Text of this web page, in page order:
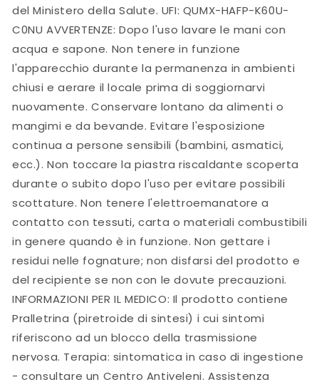
del Ministero della Salute. UFI: QUMX-HAFP-K60U-
C0NU AVVERTENZE: Dopo l'uso lavare le mani con
acqua e sapone. Non tenere in funzione
l'apparecchio durante la permanenza in ambienti
chiusi e aerare il locale prima di soggiornarvi
nuovamente. Conservare lontano da alimenti o
mangimi e da bevande. Evitare l'esposizione
continua a persone sensibili (bambini, asmatici,
ecc.). Non toccare la piastra riscaldante scoperta
durante o subito dopo l'uso per evitare possibili
scottature. Non tenere l'elettroemanatore a
contatto con tessuti, carta o materiali combustibili
in genere quando è in funzione. Non gettare i
residui nelle fognature; non disfarsi del prodotto e
del recipiente se non con le dovute precauzioni.
INFORMAZIONI PER IL MEDICO: Il prodotto contiene
Pralletrina (piretroide di sintesi) i cui sintomi
riferiscono ad un blocco della trasmissione
nervosa. Terapia: sintomatica in caso di ingestione
- consultare un Centro Antiveleni. Assistenza